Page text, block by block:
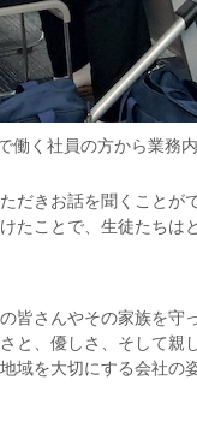
働く社員の方から業務
だきお話を聞くこと
たことで、生徒たち
皆さんやその家族を
と、優しさ、そして
を大切にする会社の